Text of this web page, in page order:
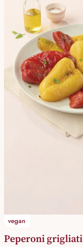
vegan
Peperoni grigliati